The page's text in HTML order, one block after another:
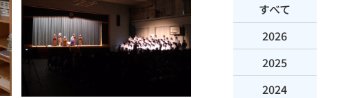
すべて
2026
2025
2024